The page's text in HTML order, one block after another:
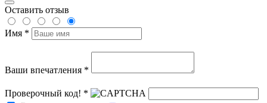
Оставить отзыв
Имя *
Ваши впечатления *
Проверочный код! *